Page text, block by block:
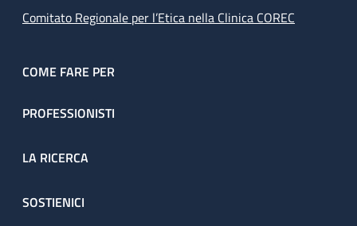
Comitato Regionale per l’Etica nella Clinica COREC
COME FARE PER
PROFESSIONISTI
LA RICERCA
SOSTIENICI